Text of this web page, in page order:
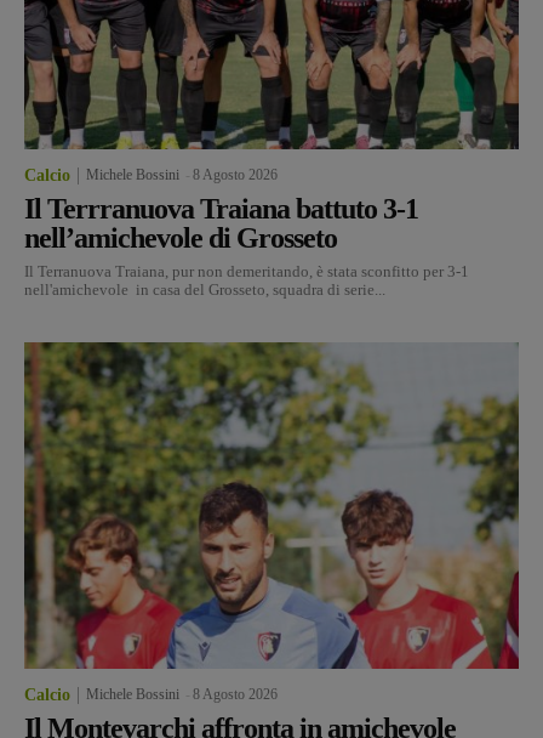
Calcio Michele Bossini 8 Agosto 2026
Il Terrranuova Traiana battuto 3-1
nell’amichevole di Grosseto
Il Terranuova Traiana, pur non demeritando, è stata sconfitto per 3-1
nell'amichevole in casa del Grosseto, squadra di serie...
Calcio Michele Bossini 8 Agosto 2026
Il Montevarchi affronta in amichevole